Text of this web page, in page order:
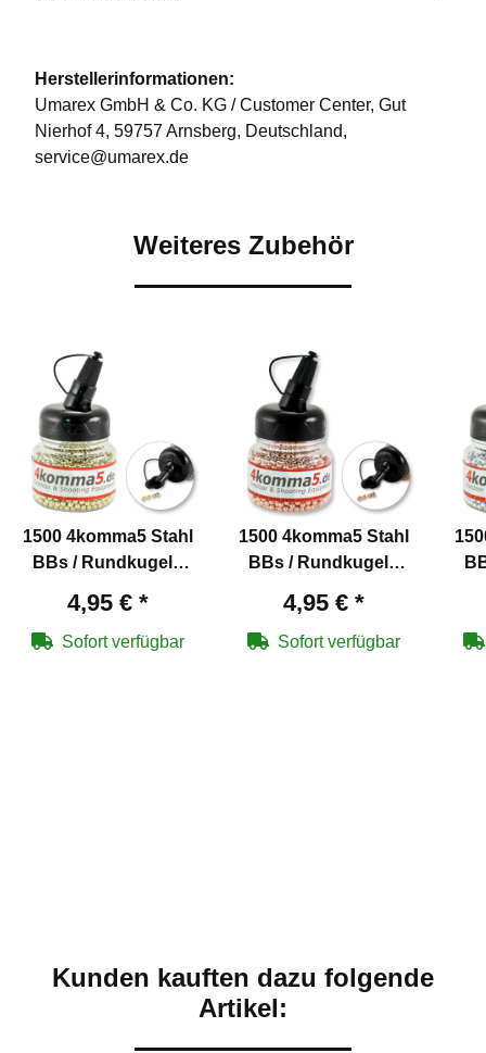
Herstellerinformationen:
Umarex GmbH & Co. KG / Customer Center, Gut
Nierhof 4, 59757 Arnsberg, Deutschland,
service@umarex.de
Weiteres Zubehör
1500 4komma5 Stahl
BBs / Rundkugeln
Messing überzogen
für Co2-Waffen
4,95 € *
Sofort verfügbar
1500 4komma5 Stahl
BBs / Rundkugeln
verkupfert für Co2-
Waffen
4,95 € *
Sofort verfügbar
Kunden kauften dazu folgende
Artikel: